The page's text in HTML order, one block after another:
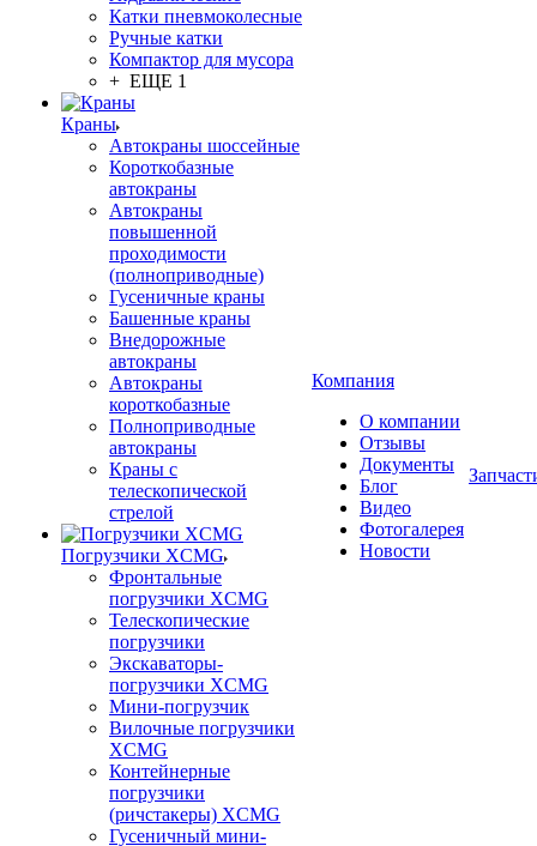
Катки пневмоколесные
Ручные катки
Компактор для мусора
+ ЕЩЕ 1
Краны
Автокраны шоссейные
Короткобазные
автокраны
Автокраны
повышенной
проходимости
(полноприводные)
Гусеничные краны
Башенные краны
Внедорожные
автокраны
Автокраны
короткобазные
Полноприводные
автокраны
Краны с
телескопической
стрелой
Погрузчики XCMG
Фронтальные
погрузчики XCMG
Телескопические
погрузчики
Экскаваторы-
погрузчики XCMG
Мини-погрузчик
Вилочные погрузчики
XCMG
Контейнерные
погрузчики
(ричстакеры) XCMG
Гусеничный мини-
Компания
О компании
Отзывы
Документы
Блог
Видео
Фотогалерея
Новости